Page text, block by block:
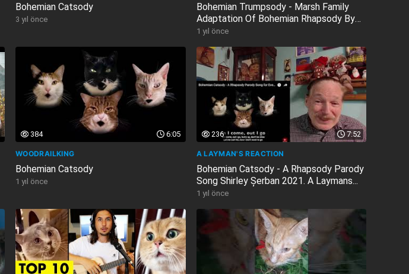
Bohemian Catsody
3 yıl önce
Bohemian Trumpsody - Marsh Family
Adaptation Of Bohemian Rhapsody By
Queen...
1 yıl önce
6:05
384
WOODRAILKING
Bohemian Catsody
1 yıl önce
7:52
236
A LAYMAN'S REACTION
Bohemian Catsody - A Rhapsody Parody
Song Shirley Șerban 2021. A Laymans...
1 yıl önce